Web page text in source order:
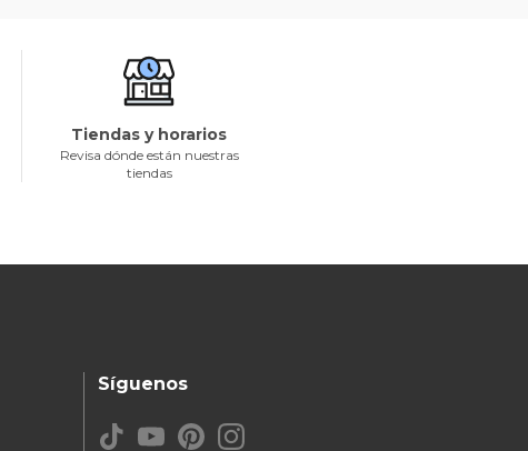
Tiendas y horarios
Revisa dónde están nuestras
tiendas
Síguenos